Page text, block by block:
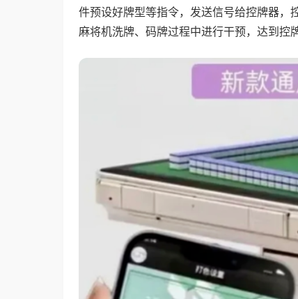
件预设好牌型等指令，发送信号给控牌器，
麻将机洗牌、码牌过程中进行干预，达到控